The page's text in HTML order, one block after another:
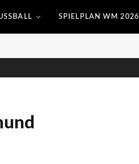
SPIELPLAN WM 2026